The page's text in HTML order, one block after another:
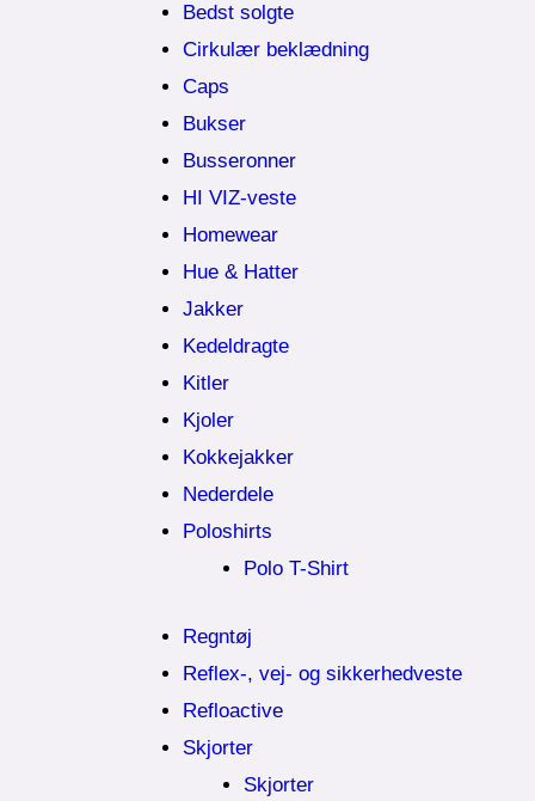
Bedst solgte
Cirkulær beklædning
Caps
Bukser
Busseronner
HI VIZ-veste
Homewear
Hue & Hatter
Jakker
Kedeldragte
Kitler
Kjoler
Kokkejakker
Nederdele
Poloshirts
Polo T-Shirt
Regntøj
Reflex-, vej- og sikkerhedveste
Refloactive
Skjorter
Skjorter